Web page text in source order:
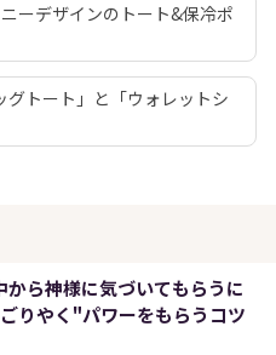
ーデザインのトート&保冷ポ
トート」と「ウォレットシ
から神様に気づいてもらうに
りやく"パワーをもらうコツ